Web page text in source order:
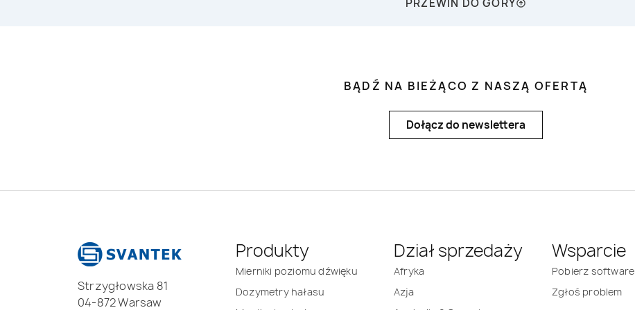
BĄDŹ NA BIEŻĄCO Z NASZĄ OFERTĄ
Dołącz do newslettera
Strzygłowska 81
04-872 Warsaw
Produkty
Mierniki poziomu dźwięku
Dozymetry hałasu
Dział sprzedaży
Afryka
Azja
Wsparcie
Pobierz software
Zgłoś problem